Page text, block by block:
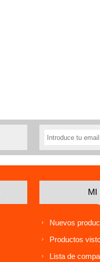
MI
Nuevos
Productos
Lista de